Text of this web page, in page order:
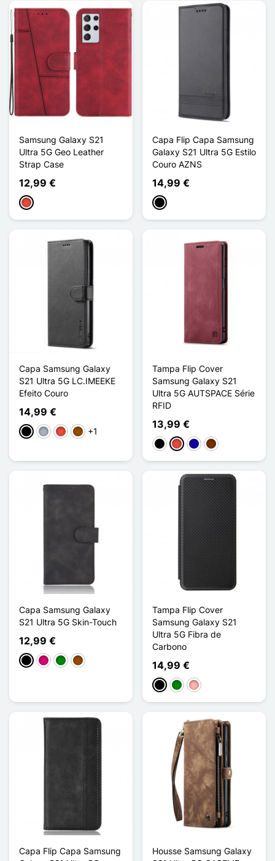
Samsung Galaxy S21
Ultra 5G Geo Leather
Strap Case
12,99 €
Vermelho
Capa Flip Capa Samsung
Galaxy S21 Ultra 5G Estilo
Couro AZNS
14,99 €
Preto
Capa Samsung Galaxy
S21 Ultra 5G LC.IMEEKE
Efeito Couro
14,99 €
PretoCinzentoVermelho
Castanho
+1
Tampa Flip Cover
Samsung Galaxy S21
Ultra 5G AUTSPACE Série
RFID
13,99 €
PretoVermelhoAzul Escuro
Café
Capa Samsung Galaxy
S21 Ultra 5G Skin-Touch
12,99 €
PretoMagenta
VerdeCastanho
Tampa Flip Cover
Samsung Galaxy S21
Ultra 5G Fibra de
Carbono
14,99 €
PretoVerdeOuro rosa
Capa Flip Capa Samsung
Housse Samsung Galaxy